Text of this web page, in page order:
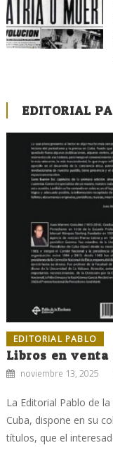
EDITORIAL
EDITORIAL PABLO
Libros en
noviembre 13, 2025
La Editorial Pablo de
Cuba, dispone en su
títulos, que el